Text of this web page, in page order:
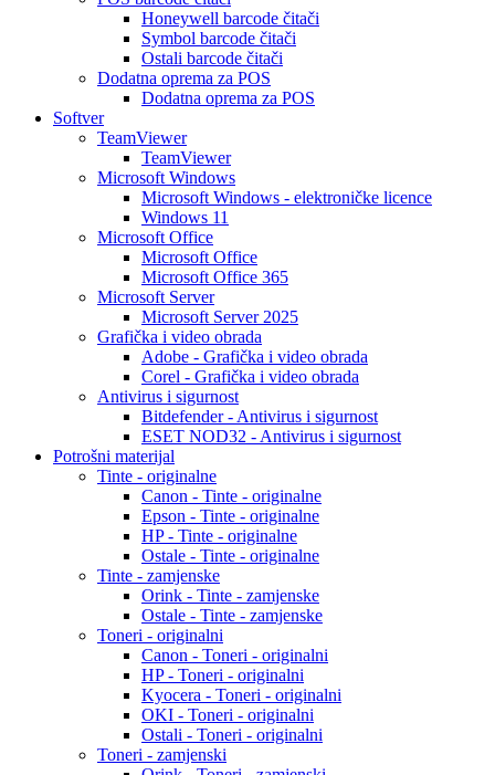
Honeywell barcode čitači
Symbol barcode čitači
Ostali barcode čitači
Dodatna oprema za POS
Dodatna oprema za POS
Softver
TeamViewer
TeamViewer
Microsoft Windows
Microsoft Windows - elektroničke licence
Windows 11
Microsoft Office
Microsoft Office
Microsoft Office 365
Microsoft Server
Microsoft Server 2025
Grafička i video obrada
Adobe - Grafička i video obrada
Corel - Grafička i video obrada
Antivirus i sigurnost
Bitdefender - Antivirus i sigurnost
ESET NOD32 - Antivirus i sigurnost
Potrošni materijal
Tinte - originalne
Canon - Tinte - originalne
Epson - Tinte - originalne
HP - Tinte - originalne
Ostale - Tinte - originalne
Tinte - zamjenske
Orink - Tinte - zamjenske
Ostale - Tinte - zamjenske
Toneri - originalni
Canon - Toneri - originalni
HP - Toneri - originalni
Kyocera - Toneri - originalni
OKI - Toneri - originalni
Ostali - Toneri - originalni
Toneri - zamjenski